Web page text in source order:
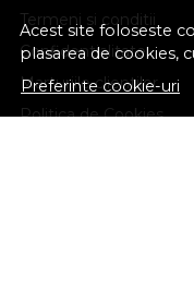
Acest site foloseste
plasarea de cookies,
Preferinte cookie-uri
Termeni si conditii
Confidentialitate
Marturiile clientilor
Politica de Cookies